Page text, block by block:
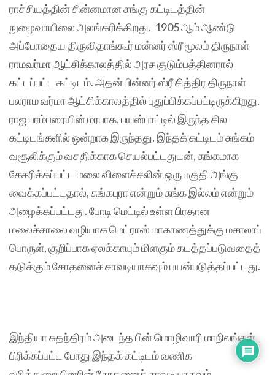
ராச்சியத்தின் சின்னமான சங்கு கட்டிடத்தின்
நுழைவாயிலை அலங்கரிக்கிறது. 1905 ஆம் ஆண்டு
அப்போதைய திருவிதாங்கூர் மன்னர் ஸ்ரீ மூலம் திருநாள்
ராமவர்மா ஆட்சிக்காலத்தில் அரச குடும்பத்தினரால்
கட்டப்பட்ட கட்டிடம். அதன் பின்னர் ஸ்ரீ சித்திர திருநாள்
பலராம வர்மா ஆட்சிக்காலத்தில் புதுப்பிக்கப்பட்டிருக்கிறது.
ராஜ பரம்பரையின் மரபாக, பயன்பாட்டில் இருந்த சில
கட்டிடங்களில் ஒன்றாக இருந்தது. இந்தக் கட்டிடம் சுங்கம்
வசூலிக்கும் வசதிக்காக செயல்பட்டதுடன், சுங்கமாக
சேகரிக்கப்பட்ட மலை விளைச்சலின் ஒரு பகுதி அங்கு
வைக்கப்பட்டதால், சுங்கபுரா என்றும் சுங்க இல்லம் என்றும்
அழைக்கப்பட்டது. போடி மெட்டில் உள்ள பிரதான
மலைச்சாலை வழியாக மெட்ராஸ் மாகாணத்துக்கு மசாலாப்
பொருள், குறிப்பாக ஏலக்காயும் மிளகும் கடத்தப்படுவதைத்
தடுக்கும் சோதனைச் சாவடியாகவும் பயன்படுத்தப்பட்டது.
இந்தியா சுதந்திரம் அடைந்த பின் மொழிவாரி மாநிலங்கள்
பிரிக்கப்பட்ட போது இந்தக் கட்டிடம் வணிக